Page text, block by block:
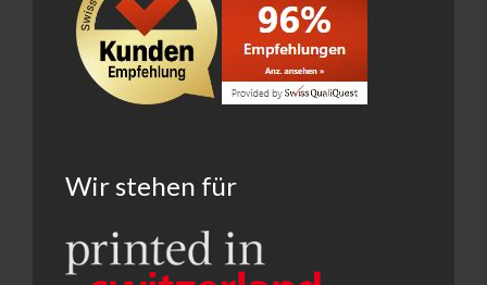
Wir stehen für